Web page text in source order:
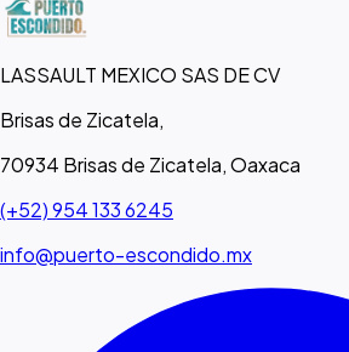
LASSAULT MEXICO SAS DE CV
Brisas de Zicatela,
70934 Brisas de Zicatela, Oaxaca
(+52) 954 133 6245
info@puerto-escondido.mx